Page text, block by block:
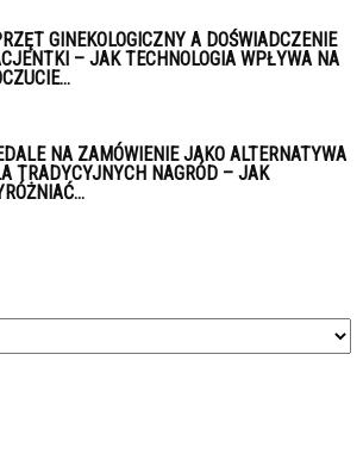
GINEKOLOGICZNY A DOŚWIADCZENIE
– JAK TECHNOLOGIA WPŁYWA NA
NA ZAMÓWIENIE JAKO ALTERNATYWA
TRADYCYJNYCH NAGRÓD – JAK